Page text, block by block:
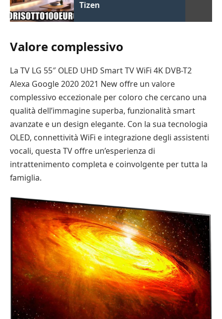
Tizen
Valore complessivo
La TV LG 55″ OLED UHD Smart TV WiFi 4K DVB-T2
Alexa Google 2020 2021 New offre un valore
complessivo eccezionale per coloro che cercano una
qualità dell’immagine superba, funzionalità smart
avanzate e un design elegante. Con la sua tecnologia
OLED, connettività WiFi e integrazione degli assistenti
vocali, questa TV offre un’esperienza di
intrattenimento completa e coinvolgente per tutta la
famiglia.